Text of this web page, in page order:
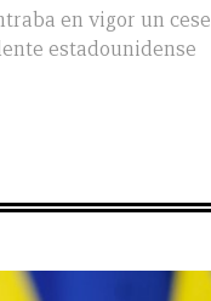
en vigor un cese
estadounidense